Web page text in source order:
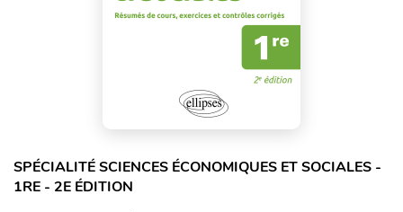
SPÉCIALITÉ SCIENCES ÉCONOMIQUES ET SOCIALES -
1RE - 2E ÉDITION